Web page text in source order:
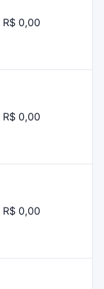
R$ 0,00
R$ 0,00
R$ 0,00